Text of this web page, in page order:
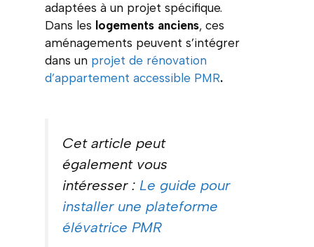
adaptées à un projet spécifique.
Dans les logements anciens, ces
aménagements peuvent s’intégrer
dans un projet de rénovation
d’appartement accessible PMR.
Cet article peut
également vous
intéresser : Le guide pour
installer une plateforme
élévatrice PMR